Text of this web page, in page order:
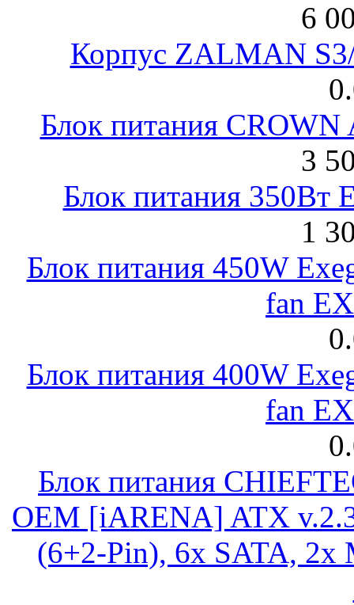
6
Корпус ZALMAN
Блок питания
3
Блок питания 350Вт
1
Блок питания 450W
fan
Блок питания 400W
fan
Блок питания
OEM [iARENA] ATX
(6+2-Pin), 6x SATA, 2x